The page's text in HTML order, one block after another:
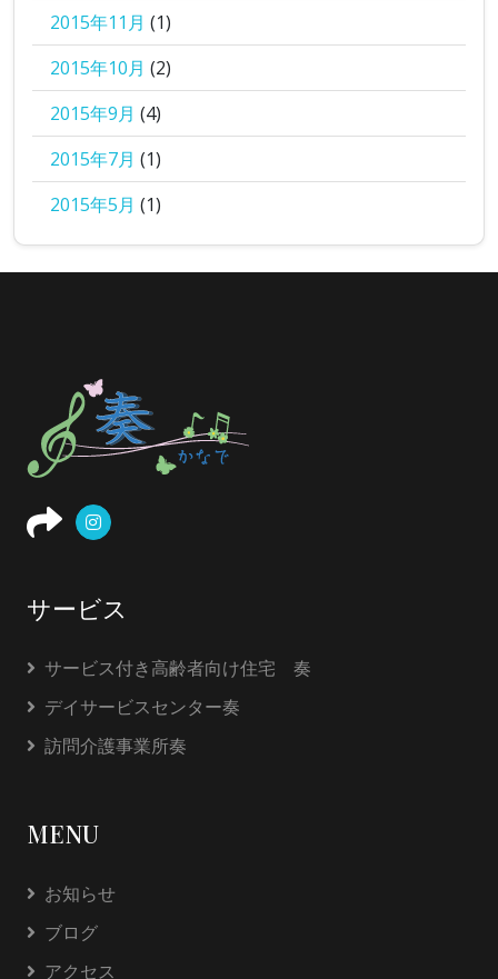
2015年11月 (1)
2015年10月 (2)
2015年9月 (4)
2015年7月 (1)
2015年5月 (1)
サービス
サービス付き高齢者向け住宅 奏
デイサービスセンター奏
訪問介護事業所奏
MENU
お知らせ
ブログ
アクセス